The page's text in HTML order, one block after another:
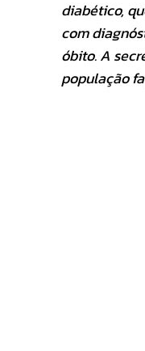
diabético,
com
óbito. A
população